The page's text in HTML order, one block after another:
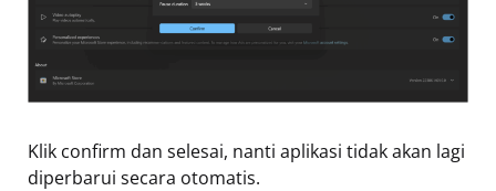
Klik confirm dan selesai, nanti aplikasi tidak akan lagi
diperbarui secara otomatis.